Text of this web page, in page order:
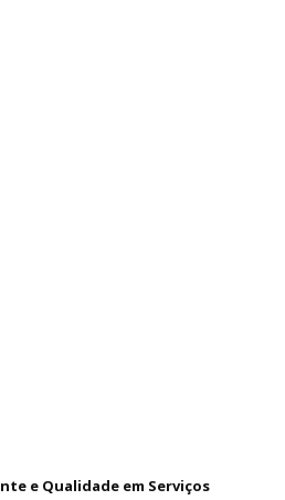
e Qualidade em Serviços